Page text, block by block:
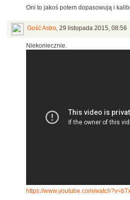
Oni to jakoś potem dopasowują i
Gość Astro, 29 listopada 2015, 08:56
Niekoniecznie.
https://www.youtube.com/